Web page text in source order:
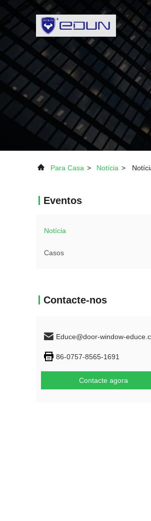
Para Casa > Notícia >
Eventos
Notícia
Casos
Contacte-nos
Educe@door-window-
86-0757-8565-1691
Contacte agora